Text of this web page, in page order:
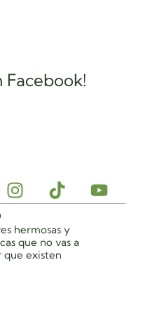
Facebook!
hermosas y
que no vas a
que existen